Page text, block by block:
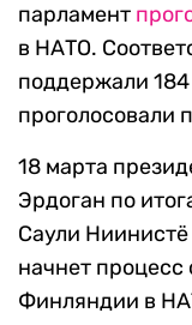
парламент
в НАТО.
поддержали
проголосовали
18 марта
Эрдоган по
Саули
начнет процесс
Финляндии в